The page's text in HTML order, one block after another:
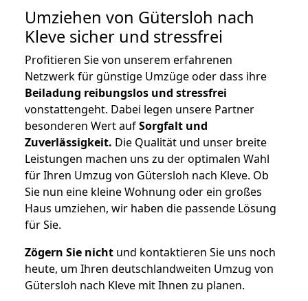
Umziehen von Gütersloh nach
Kleve sicher und stressfrei
Profitieren Sie von unserem erfahrenen
Netzwerk für günstige Umzüge oder dass ihre
Beiladung reibungslos und stressfrei
vonstattengeht. Dabei legen unsere Partner
besonderen Wert aufSorgfalt und
Zuverlässigkeit. Die Qualität und unser breite
Leistungen machen uns zu der optimalen Wahl
für Ihren Umzug von Gütersloh nach Kleve. Ob
Sie nun eine kleine Wohnung oder ein großes
Haus umziehen, wir haben die passende Lösung
für Sie.
Zögern Sie nicht und kontaktieren Sie uns noch
heute, um Ihren deutschlandweiten Umzug von
Gütersloh nach Kleve mit Ihnen zu planen.